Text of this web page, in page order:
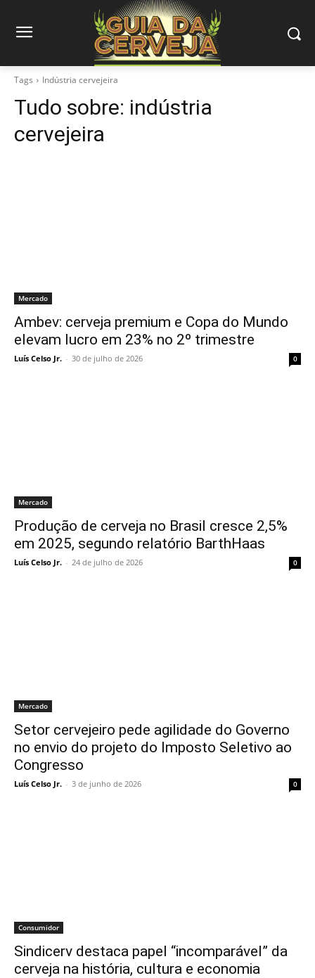
Tags Indústria cervejeira
Tudo sobre: indústria
cervejeira
Mercado
Ambev: cerveja premium e Copa do Mundo
elevam lucro em 23% no 2º trimestre
Luís Celso Jr. - 30 de julho de 2026 0
Mercado
Produção de cerveja no Brasil cresce 2,5%
em 2025, segundo relatório BarthHaas
Luís Celso Jr. - 24 de julho de 2026 0
Mercado
Setor cervejeiro pede agilidade do Governo
no envio do projeto do Imposto Seletivo ao
Congresso
Luís Celso Jr. - 3 de junho de 2026 0
Consumidor
Sindicerv destaca papel “incomparável” da
cerveja na história, cultura e economia